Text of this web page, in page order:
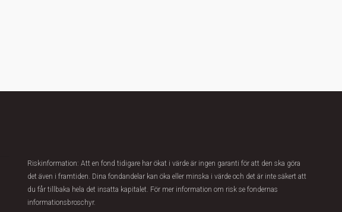
Riskinformation: Att en fond tidigare har ökat i värde är ingen garanti för att den ska göra
det även i framtiden. Dina fondandelar kan öka eller minska i värde och det är inte säkert att
du får tillbaka hela det insatta kapitalet. För mer information om risk se fondernas
informationsbroschyr.